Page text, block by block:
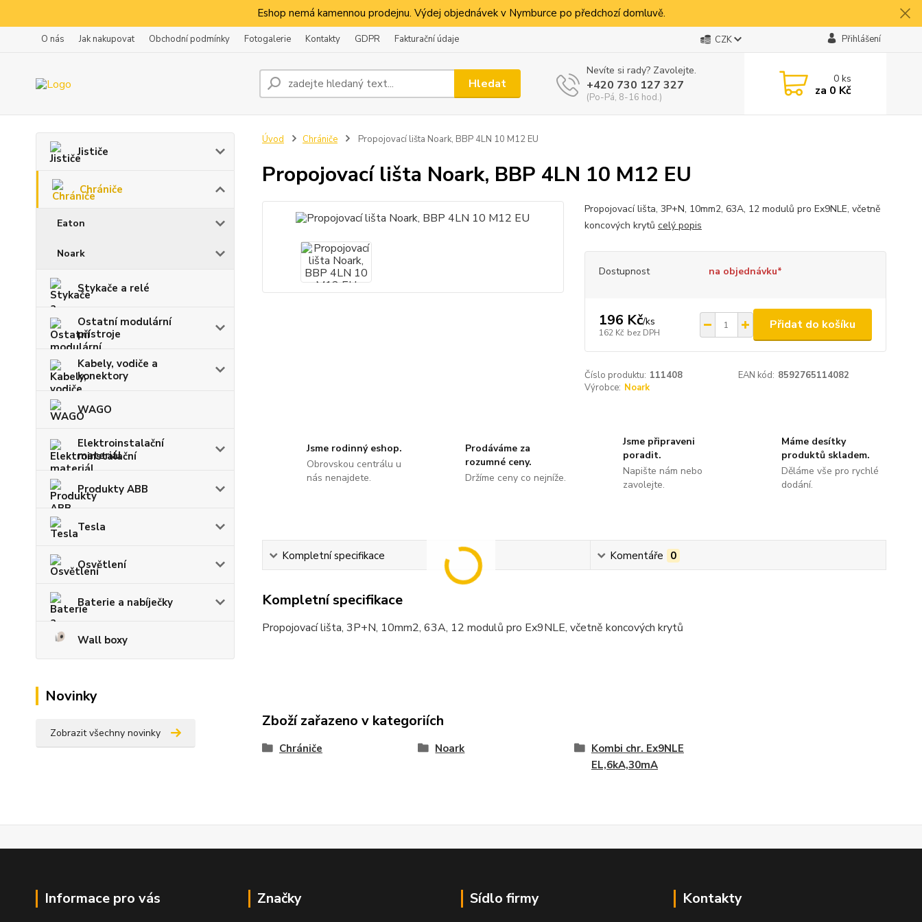
Eshop nemá kamennou prodejnu. Výdej objednávek v Nymburce po předchozí domluvě.
O nás Jak nakupovat Obchodní podmínky Fotogalerie Kontakty GDPR Fakturační údaje CZK Přihlášení
Hledat
Nevíte si rady? Zavolejte.
+420 730 127 327
(Po-Pá, 8-16 hod.)
0ks
za 0 Kč
Jističe
Chrániče
Eaton
Noark
Stykače a relé
Ostatní modulární
přístroje
Kabely, vodiče a
konektory
WAGO
Elektroinstalační
materiál
Produkty ABB
Tesla
Osvětlení
Baterie a nabíječky
Wall boxy
Novinky
Zobrazit všechny novinky
Úvod Chrániče Propojovací lišta Noark, BBP 4LN 10 M12 EU
Propojovací lišta Noark, BBP 4LN 10 M12 EU
Propojovací lišta, 3P+N, 10mm2, 63A, 12 modulů pro Ex9NLE, včetně
koncových krytů celý popis
Dostupnost na objednávku*
196 Kč/ks
162 Kč bez DPH
Přidat do košíku
Číslo produktu: 111408 EAN kód: 8592765114082
Výrobce: Noark
Jsme rodinný eshop.
Obrovskou centrálu u
nás nenajdete.
Prodáváme za
rozumné ceny.
Držíme ceny co nejníže.
Jsme připraveni
poradit.
Napište nám nebo
zavolejte.
Máme desítky
produktů skladem.
Děláme vše pro rychlé
dodání.
Kompletní specifikace Komentáře 0
Kompletní specifikace
Propojovací lišta, 3P+N, 10mm2, 63A, 12 modulů pro Ex9NLE, včetně koncových krytů
Zboží zařazeno v kategoriích
Chrániče Noark
Kombi chr. Ex9NLE
EL,6kA,30mA
Informace pro vás Značky Sídlo firmy Kontakty